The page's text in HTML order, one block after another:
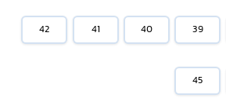
39
40
41
42
45